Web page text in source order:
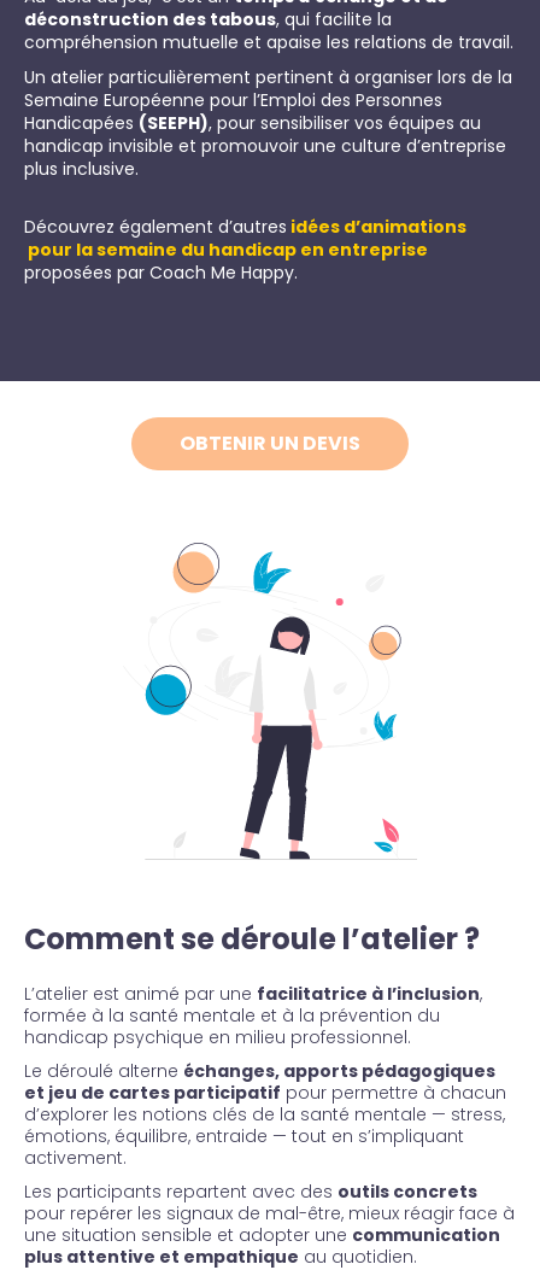
déconstruction des tabous, qui facilite la
compréhension mutuelle et apaise les relations de travail.
Un atelier particulièrement pertinent à organiser lors de la
Semaine Européenne pour l’Emploi des Personnes
Handicapées (SEEPH), pour sensibiliser vos équipes au
handicap invisible et promouvoir une culture d’entreprise
plus inclusive.
Découvrez également d’autres idées d’animations
pour la semaine du handicap en entreprise
proposées par Coach Me Happy.
OBTENIR UN DEVIS
Comment se déroule l’atelier ?
L’atelier est animé par une facilitatrice à l’inclusion,
formée à la santé mentale et à la prévention du
handicap psychique en milieu professionnel.
Le déroulé alterne échanges, apports pédagogiques
et jeu de cartes participatif pour permettre à chacun
d’explorer les notions clés de la santé mentale — stress,
émotions, équilibre, entraide — tout en s’impliquant
activement.
Les participants repartent avec des outils concrets
pour repérer les signaux de mal-être, mieux réagir face à
une situation sensible et adopter une communication
plus attentive et empathique au quotidien.